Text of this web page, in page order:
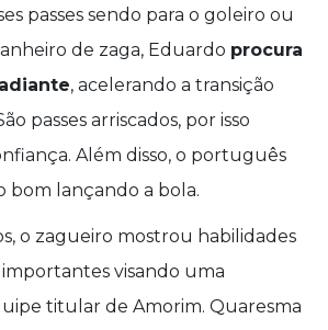
passes sendo para o goleiro ou
de zaga, Eduardo procura
, acelerando a transição
passes arriscados, por isso
Além disso, o português
bom lançando a bola.
o zagueiro mostrou habilidades
importantes visando uma
titular de Amorim. Quaresma